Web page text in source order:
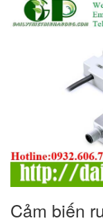
Cảm biến